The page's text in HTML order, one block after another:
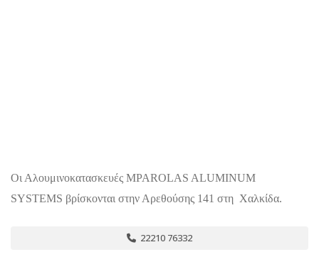
Οι Αλουμινοκατασκευές MPAROLAS ALUMINUM
SYSTEMS βρίσκονται στην Αρεθούσης 141 στη Χαλκίδα.
22210 76332